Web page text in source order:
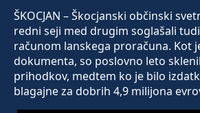
ŠKOCJAN – Škocjanski občinski
redni seji med drugim soglašali
računom lanskega proračuna. Kot
dokumenta, so poslovno leto
prihodkov, medtem ko je bilo
blagajne za dobrih 4,9 milijona